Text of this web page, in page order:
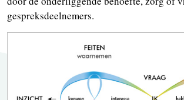
gespreksdeelnemers.